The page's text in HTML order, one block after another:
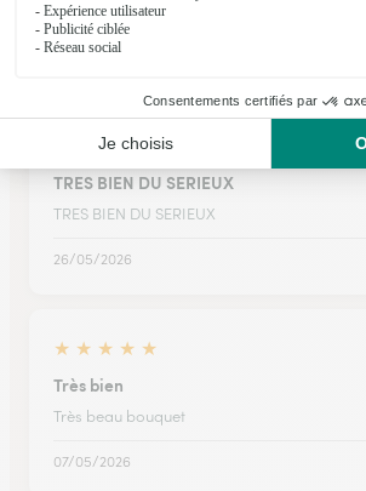
☺️.
16/07/2026
★ ★ ★
TRES BIEN DU SERIEUX
TRES BIEN DU SERIEUX
26/05/2026
★ ★ ★ ★ ★
Très bien
Très beau bouquet
07/05/2026